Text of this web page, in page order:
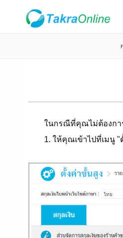
ในกรณีที่คุณไม่ต้องการส
1. ให้คุณเข้าไปที่เมนู "ตั้ง